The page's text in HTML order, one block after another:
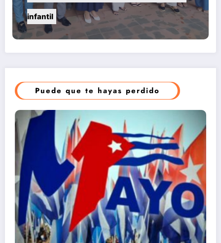
infantil
Puede que te hayas perdido